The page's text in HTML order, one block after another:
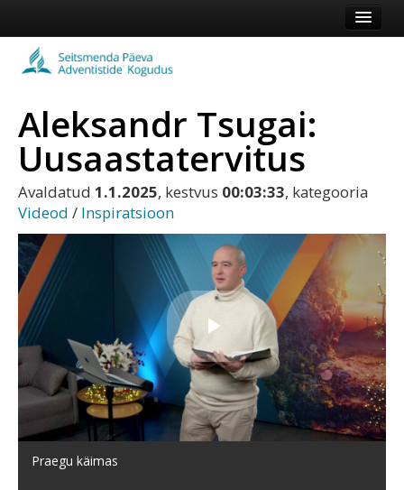
Koduleht
Vaata veel
Logi sisse või registreeru
Aleksandr Tsugai:
Uusaastatervitus
Avaldatud 1.1.2025, kestvus 00:03:33, kategooria
Videod / Inspiratsioon
Esita
video
Praegu käimas